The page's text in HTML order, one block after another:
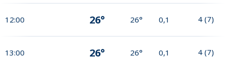
12:00 26° 26° 0,1 4 (7)
13:00 26° 26° 0,1 4 (7)